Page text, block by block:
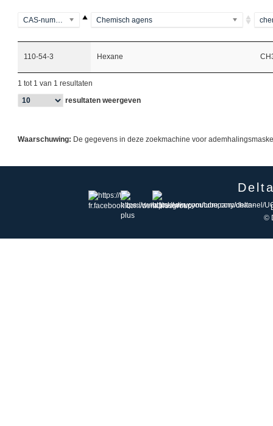
CAS-nummer Chemisch agens
110-54-3 Hexane
1 tot 1 van 1 resultaten
resultaten weergeven
Waarschuwing: De gegevens in deze zoekmachine voor
©